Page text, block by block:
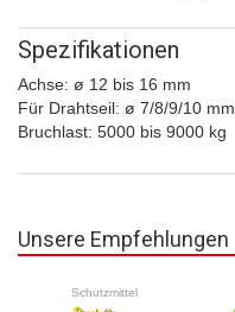
Spezifikationen
Achse: ø 12 bis 16 mm
Für Drahtseil: ø 7/8/9/10 mm
Bruchlast: 5000 bis 9000 kg
Unsere Empfehlungen
Schutzmittel